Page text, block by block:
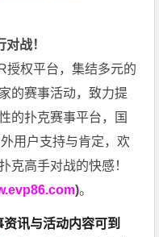
战！
权平台，集结多元的
的赛事活动，致力提
的扑克赛事平台，国
用户支持与肯定，欢
克高手对战的快感！
)。
资讯与活动内容可到